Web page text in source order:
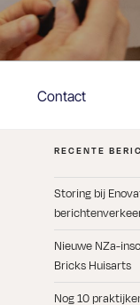
Contact
RECENTE
Storing bij
Nieuwe NZa-
Bricks Huisarts
Nog 10